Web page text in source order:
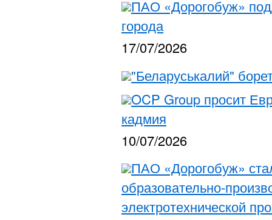
ПАО «Дорогобуж»
города
17/07/2026
"Беларуськалий"
OCP Group просит
кадмия
10/07/2026
ПАО «Дорогобуж»
образовательно-
электротехнической